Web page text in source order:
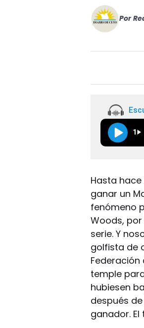
Por
1
Hasta
ganar un
fenómeno
Woods,
serie. Y
golfista de
Federación
temple
hubiesen
después
ganador.